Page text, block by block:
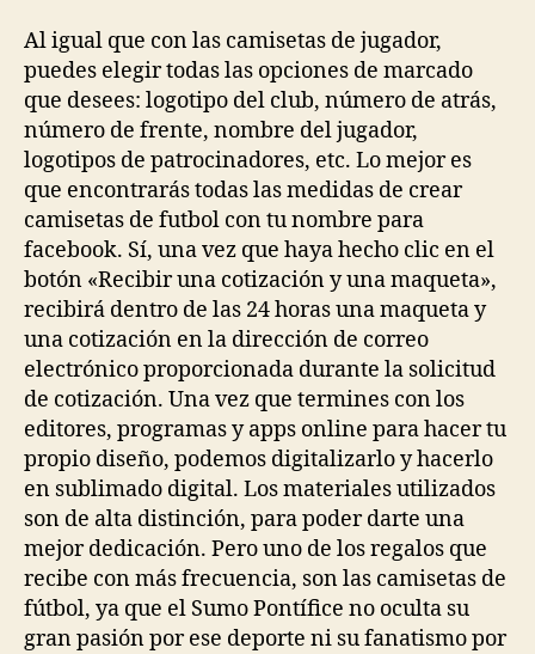
Al igual que con las camisetas de jugador,
puedes elegir todas las opciones de marcado
que desees: logotipo del club, número de atrás,
número de frente, nombre del jugador,
logotipos de patrocinadores, etc. Lo mejor es
que encontrarás todas las medidas de crear
camisetas de futbol con tu nombre para
facebook. Sí, una vez que haya hecho clic en el
botón «Recibir una cotización y una maqueta»,
recibirá dentro de las 24 horas una maqueta y
una cotización en la dirección de correo
electrónico proporcionada durante la solicitud
de cotización. Una vez que termines con los
editores, programas y apps online para hacer tu
propio diseño, podemos digitalizarlo y hacerlo
en sublimado digital. Los materiales utilizados
son de alta distinción, para poder darte una
mejor dedicación. Pero uno de los regalos que
recibe con más frecuencia, son las camisetas de
fútbol, ya que el Sumo Pontífice no oculta su
gran pasión por ese deporte ni su fanatismo por